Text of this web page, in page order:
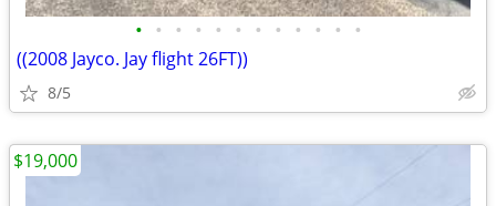
• • • • • • • • • • • •
((2008 Jayco. Jay flight 26FT))
8/5
$19,000